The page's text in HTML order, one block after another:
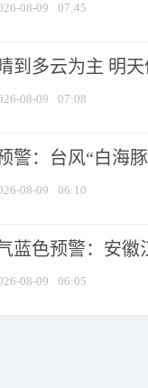
08-09 07:45
到多云为主 明
08-09 07:08
警：台风“白海
08-09 06:10
蓝色预警：安徽
08-09 06:05